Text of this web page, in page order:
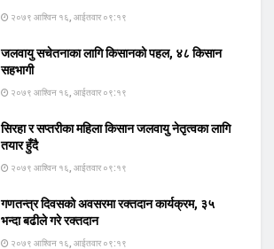
२०७९ आश्विन १६, आईतवार ०९:१९
जलवायु सचेतनाका लागि किसानको पहल, ४८ किसान
सहभागी
२०७९ आश्विन १६, आईतवार ०९:१९
सिरहा र सप्तरीका महिला किसान जलवायु नेतृत्वका लागि
तयार हुँदै
२०७९ आश्विन १६, आईतवार ०९:१९
गणतन्त्र दिवसको अवसरमा रक्तदान कार्यक्रम, ३५
भन्दा बढीले गरे रक्तदान
२०७९ आश्विन १६, आईतवार ०९:१९